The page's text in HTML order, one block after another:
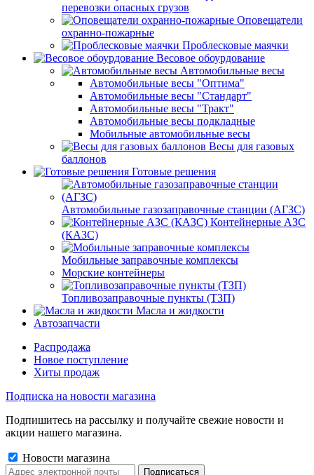
перевозки опасных грузов
Оповещатели
охранно-пожарные
Проблесковые маячки
Весовое обоурдование
Автомобильные весы
Автомобильные весы "Оптима"
Автомобильные весы "Стандарт"
Автомобильные весы "Тракт"
Автомобильные весы подкладные
Мобильные автомобильные весы
Весы для газовых
баллонов
Готовые решения
Автомобильные газозаправочные станции (АГЗС)
Контейнерные АЗС
(КАЗС)
Мобильные заправочные комплексы
Морские контейнеры
Топливозаправочные пункты (ТЗП)
Масла и жидкости
Автозапчасти
Распродажа
Новое поступление
Хиты продаж
Подписка на новости магазина
Подпишитесь на рассылку и получайте свежие новости и
акции нашего магазина.
Новости магазина